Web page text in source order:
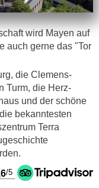
wird Mayen auf
auch gerne das "Tor
die Clemens-
Turm, die Herz-
und der schöne
bekanntesten
Terra
/5